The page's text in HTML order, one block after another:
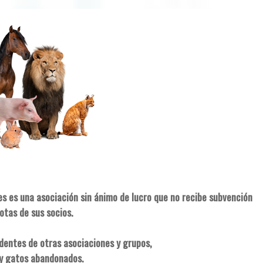
es una asociación sin ánimo de lucro que no recibe subvención
de sus socios.
de otras asociaciones y grupos,
gatos abandonados.